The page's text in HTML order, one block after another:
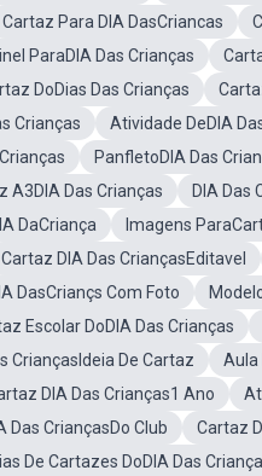
Cartaz Para DIA DasCriancas
ParaDIA Das Crianças
DoDias Das Crianças
Crianças Atividade DeDIA
PanfletoDIA Das
A3DIA Das Crianças
DIA Das
DaCriança
Imagens
Cartaz DIA Das CriançasEditavel
DasCriançs Com Foto
Escolar DoDIA Das Crianças
CriançasIdeia De Cartaz
Aula
DIA Das Crianças1 Ano
Das CriançasDo Club
Cartaz
De Cartazes DoDIA Das